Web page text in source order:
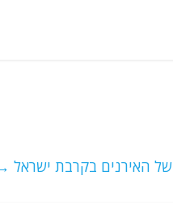
של האירנים בקרבת ישראל